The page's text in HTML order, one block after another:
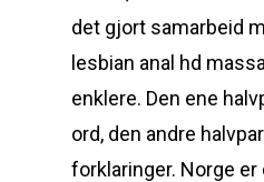
det gjort samarbeid
lesbian anal hd
enklere. Den ene
ord, den andre
forklaringer. Norge er